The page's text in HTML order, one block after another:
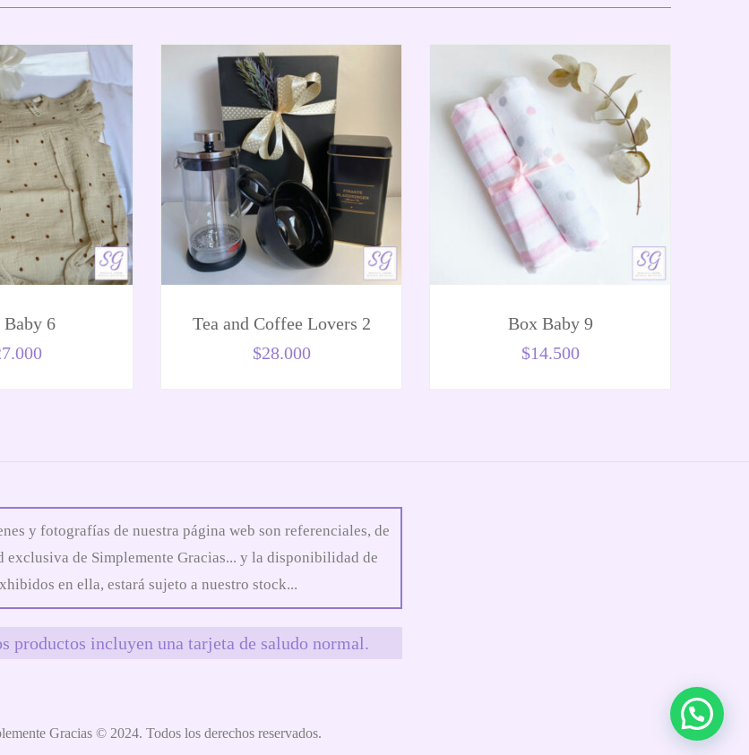
6
Tea and Coffee Lovers 2
$28.000
Box Baby 9
$14.500
y fotografías de nuestra página web son referenciales, de
exclusiva de Simplemente Gracias... y la disponibilidad de
en ella, estará sujeto a nuestro stock...
productos incluyen una tarjeta de saludo normal.
Gracias © 2024. Todos los derechos reservados.